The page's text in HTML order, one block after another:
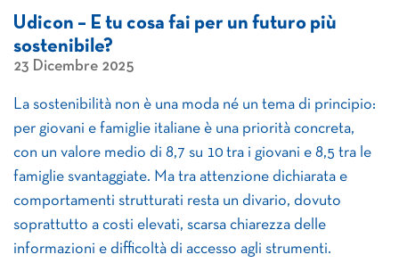
Udicon – E tu cosa fai per un futuro più
sostenibile?
23 Dicembre 2025
La sostenibilità non è una moda né un tema di principio:
per giovani e famiglie italiane è una priorità concreta,
con un valore medio di 8,7 su 10 tra i giovani e 8,5 tra le
famiglie svantaggiate. Ma tra attenzione dichiarata e
comportamenti strutturati resta un divario, dovuto
soprattutto a costi elevati, scarsa chiarezza delle
informazioni e difficoltà di accesso agli strumenti.